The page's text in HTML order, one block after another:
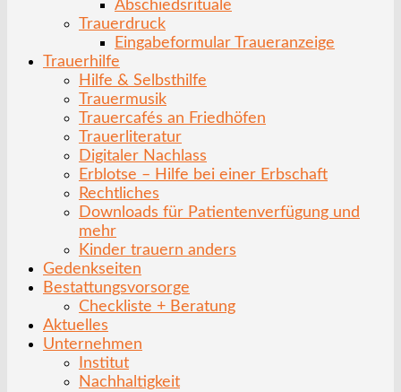
Abschiedsrituale
Trauerdruck
Eingabeformular Traueranzeige
Trauerhilfe
Hilfe & Selbsthilfe
Trauermusik
Trauercafés an Friedhöfen
Trauerliteratur
Digitaler Nachlass
Erblotse – Hilfe bei einer Erbschaft
Rechtliches
Downloads für Patientenverfügung und
mehr
Kinder trauern anders
Gedenkseiten
Bestattungsvorsorge
Checkliste + Beratung
Aktuelles
Unternehmen
Institut
Nachhaltigkeit